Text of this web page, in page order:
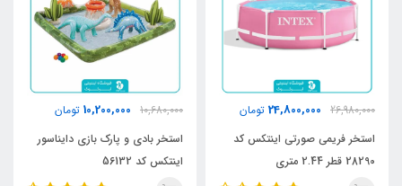
26,980,000
24,800,000 تومان
استخر فریمی صورتی اینتکس کد
28290 قطر 2.44 متری
10,680,000
10,200,000 تومان
استخر بادی و پارک بازی دایناسور
اینتکس کد 56132